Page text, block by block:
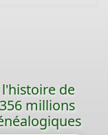
de
millions